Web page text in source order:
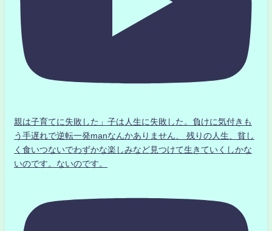
親は子育てに失敗した」子は人生に失敗した。負けに気付きも
う手遅れで逆転一発manなんかありません、 残りの人生、貧し
く食いつないでわずかな楽しみなど見つけて生きていくしかな
いのです。ないのです。